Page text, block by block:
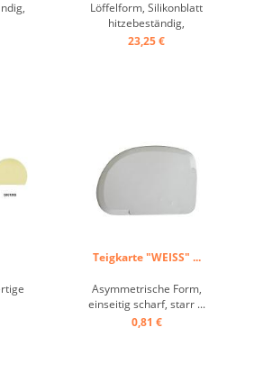
Löffelform, Silikonblatt
hitzebeständig,
Edelstahlstiel ...
23,25 €
Teigkarte "WEISS" ...
Asymmetrische Form,
einseitig scharf, starr ...
0,81 €